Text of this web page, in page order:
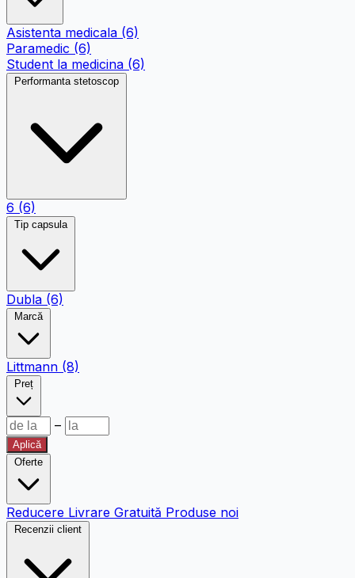
Asistenta medicala (6)
Paramedic (6)
Student la medicina (6)
Performanta stetoscop
6 (6)
Tip capsula
Dubla (6)
Marcă
Littmann (8)
Preț
–
Aplică
Oferte
Reducere Livrare Gratuită Produse noi
Recenzii client